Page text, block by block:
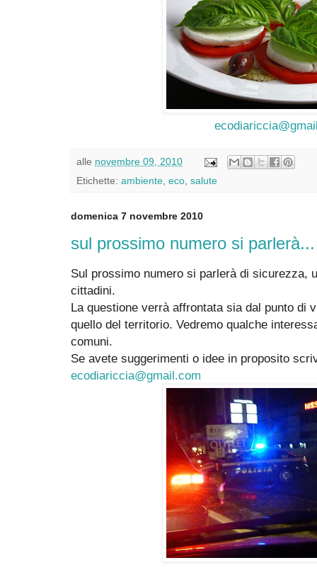
alle novembre 09, 2010
Etichette: ambiente, eco, salute
domenica 7 novembre 2010
sul prossimo numero si parlerà...
Sul prossimo numero si parlerà di sicurezza,
cittadini.
La questione verrà affrontata sia dal punto di
quello del territorio. Vedremo qualche
comuni.
Se avete suggerimenti o idee in proposito
ecodiariccia@gmail.com